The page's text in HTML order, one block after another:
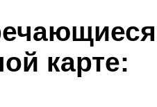
карте: